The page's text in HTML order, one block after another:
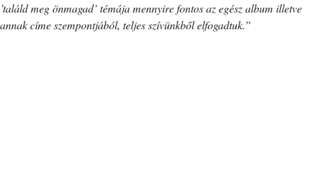
’találd meg önmagad’ témája mennyire fontos az egész album illetve
annak címe szempontjából, teljes szívünkből elfogadtuk.”